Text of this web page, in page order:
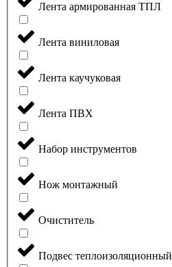
Лента армированная ТПЛ
Лента виниловая
Лента каучуковая
Лента ПВХ
Набор инструментов
Нож монтажный
Очиститель
Подвес теплоизоляционный